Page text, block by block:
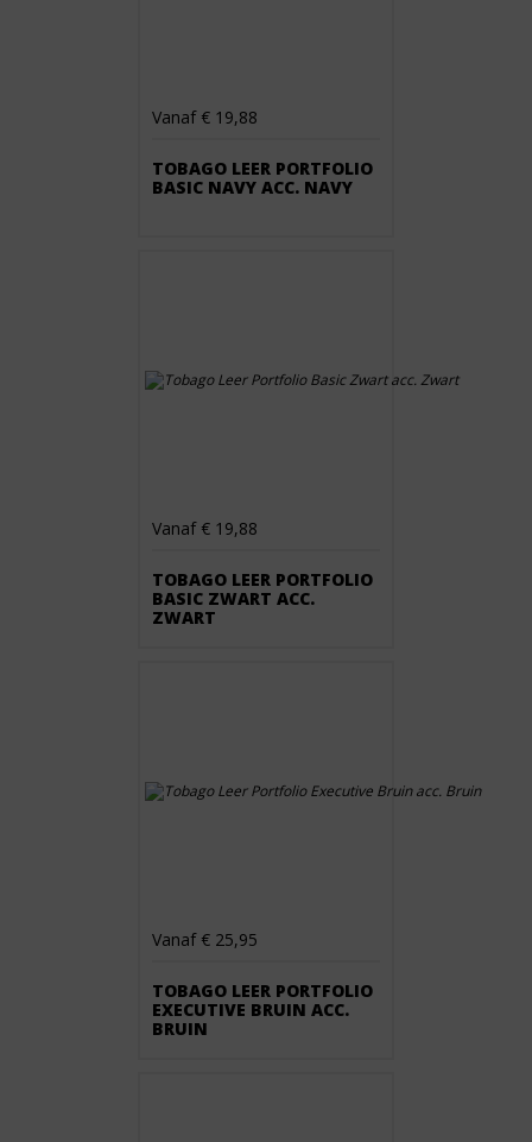
Vanaf € 19,88
TOBAGO LEER PORTFOLIO
BASIC NAVY ACC. NAVY
Vanaf € 19,88
TOBAGO LEER PORTFOLIO
BASIC ZWART ACC.
ZWART
Vanaf € 25,95
TOBAGO LEER PORTFOLIO
EXECUTIVE BRUIN ACC.
BRUIN